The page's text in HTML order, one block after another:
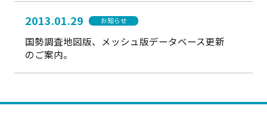
2013.01.29 お知らせ
国勢調査地図版、メッシュ版データベース更新
のご案内。